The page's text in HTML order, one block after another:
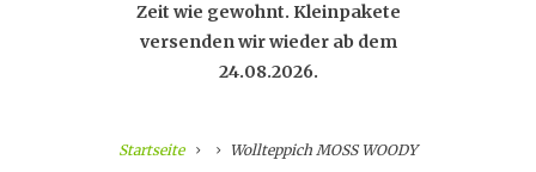
Zeit wie gewohnt. Kleinpakete
versenden wir wieder ab dem
24.08.2026.
Startseite Wollteppich MOSS WOODY